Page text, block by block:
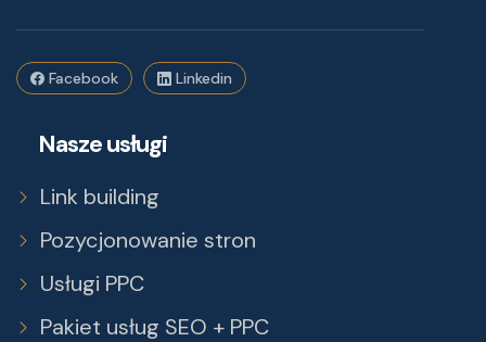
Facebook Linkedin
Nasze usługi
Link building
Pozycjonowanie stron
Usługi PPC
Pakiet usług SEO + PPC